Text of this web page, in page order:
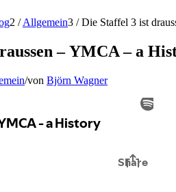
2 / Allgemein3 / Die Staffel 3 ist
– YMCA – a
/von Björn Wagner